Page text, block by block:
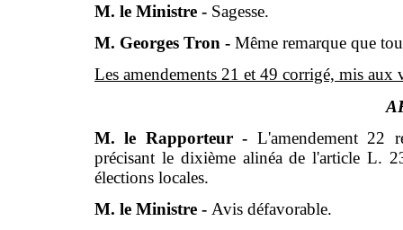
M. le Ministre - Sagesse.
M. Georges Tron - Même remarque que
Les amendements 21 et 49 corrigé, mis
M. le Rapporteur - L'amendement 22
précisant le dixième alinéa de l'article L.
élections locales.
M. le Ministre - Avis défavorable.